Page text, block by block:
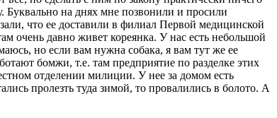
Буквально на днях мне позвонили и просили
что ее доставили в филиал Первой медицинской
очень давно живет кореянка. У нас есть небольшой
но если вам нужна собака, я вам тут же ее
бомжи, т.е. там предприятие по разделке этих
отделении милиции. У нее за домом есть
пролезть туда зимой, то провалились в болото. А